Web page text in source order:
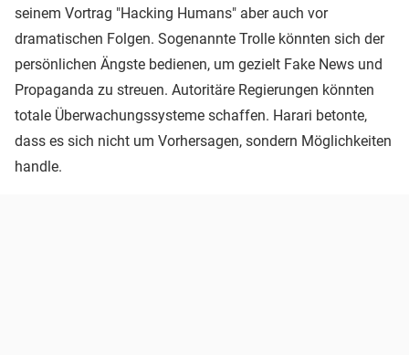
seinem Vortrag "Hacking Humans" aber auch vor
dramatischen Folgen. Sogenannte Trolle könnten sich der
persönlichen Ängste bedienen, um gezielt Fake News und
Propaganda zu streuen. Autoritäre Regierungen könnten
totale Überwachungssysteme schaffen. Harari betonte,
dass es sich nicht um Vorhersagen, sondern Möglichkeiten
handle.